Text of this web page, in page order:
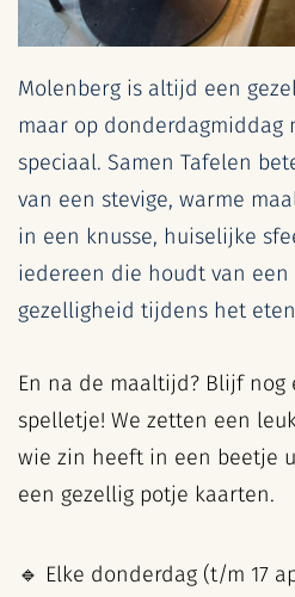
Molenberg is altijd een
maar op donderdagmiddag
speciaal. Samen Tafelen
van een stevige, warme
in een knusse, huiselijke
iedereen die houdt van een
gezelligheid tijdens het
En na de maaltijd? Blijf nog
spelletje! We zetten een
wie zin heeft in een beetje
een gezellig potje kaarten.
🔹 Elke donderdag (t/m 17